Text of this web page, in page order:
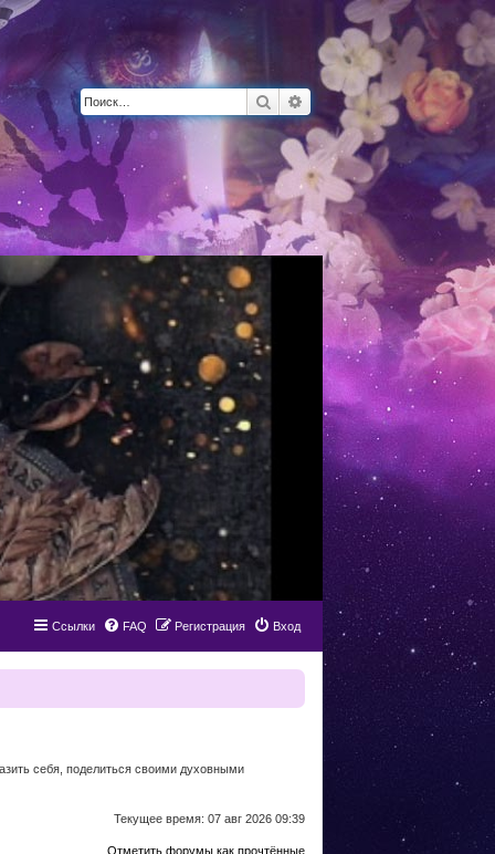
Поиск Расширенный поиск
Вход
Регистрация
FAQ
Ссылки
себя, поделиться своими духовными
Текущее время: 07 авг 2026 09:39
Отметить форумы как прочтённые